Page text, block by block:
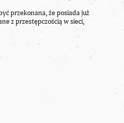
przekonana, że posiada już
z przestępczością w sieci,